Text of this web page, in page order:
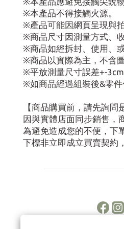
※本產品不得接觸火源。
※產品可能因網頁呈現與
※商品尺寸因測量方式、
※商品如經拆封、使用、
※商品以實際為主，不含
※平放測量尺寸誤差+-3cm
※如商品經過組裝後&零件
【商品購買前，請先詢問
因與實體店面同步銷售，
為避免造成您的不便，下
下標非立即成立買賣契約